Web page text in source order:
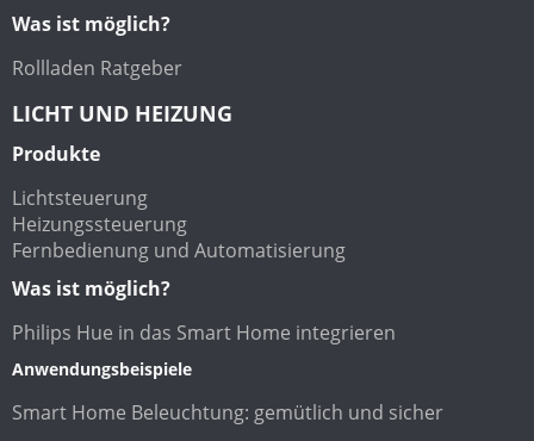
Was ist möglich?
Rollladen Ratgeber
LICHT UND HEIZUNG
Produkte
Lichtsteuerung
Heizungssteuerung
Fernbedienung und Automatisierung
Was ist möglich?
Philips Hue in das Smart Home integrieren
Anwendungsbeispiele
Smart Home Beleuchtung: gemütlich und sicher